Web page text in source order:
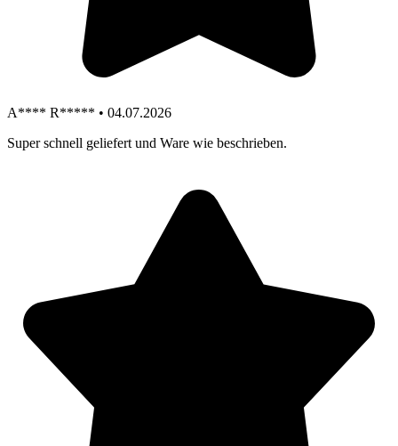
A**** R***** • 04.07.2026
Super schnell geliefert und Ware wie beschrieben.